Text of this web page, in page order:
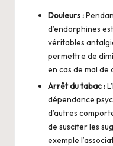
Douleurs :
d’endorphines
véritables
permettre de
en cas de mal de
Arrêt du tabac :
dépendance
d’autres
de susciter les
exemple